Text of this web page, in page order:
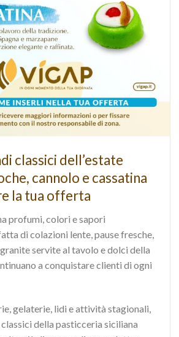
classici dell’estate
cannolo e cassatina
la tua offerta
profumi, colori e sapori
di colazioni lente, pause fresche,
servite al tavolo e dolci della
a conquistare clienti di ogni
gelaterie, lidi e attività stagionali,
della pasticceria siciliana